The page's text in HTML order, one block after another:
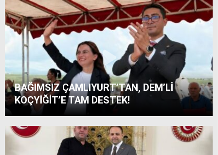
BAĞIMSIZ ÇAMLIYURT’TAN, DEM’Lİ
KOÇYİĞİT’E TAM DESTEK!